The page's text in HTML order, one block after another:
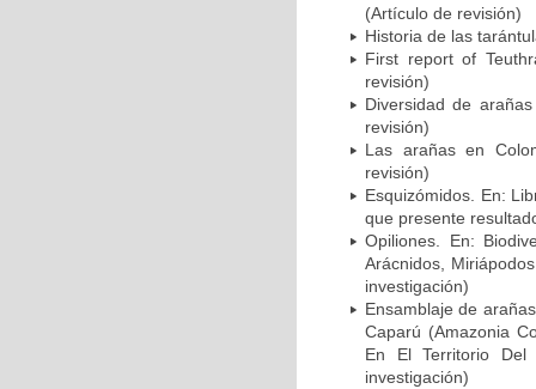
(Artículo de revisión)
Historia de las
First report of
revisión)
Diversidad de
revisión)
Las arañas en
revisión)
Esquizómidos. En:
que presente
Opiliones. En:
Arácnidos,
investigación)
Ensamblaje de
Caparú (Amazonia
En El Territorio Del
investigación)